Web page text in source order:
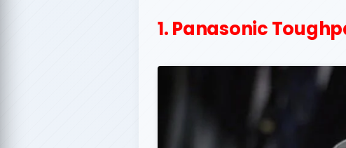
1. Panasonic